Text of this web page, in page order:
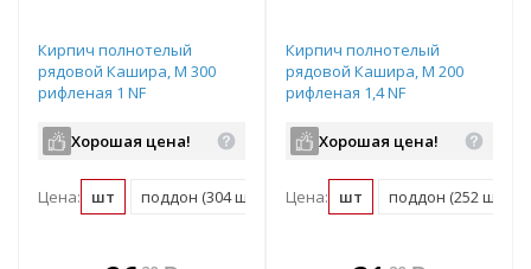
Кирпич полнотелый
рядовой Кашира, М 300
рифленая 1 NF
Хорошая цена!
Цена: шт поддон (304 шт)
Кирпич полнотелый
рядовой Кашира, М 200
рифленая 1,4 NF
Хорошая цена!
Цена: шт поддон (252 шт)